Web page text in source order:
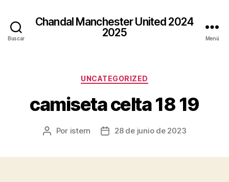
Buscar
Chandal Manchester United 2024
2025
Menú
Categorías
UNCATEGORIZED
camiseta celta 18 19
Autor
Por istern
Fecha28 de junio de 2023